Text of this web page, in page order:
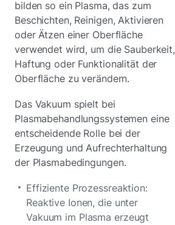
bilden so ein Plasma, das zum
Beschichten, Reinigen, Aktivieren
oder Ätzen einer Oberfläche
verwendet wird, um die Sauberkeit,
Haftung oder Funktionalität der
Oberfläche zu verändern.
Das Vakuum spielt bei
Plasmabehandlungssystemen eine
entscheidende Rolle bei der
Erzeugung und Aufrechterhaltung
der Plasmabedingungen.
Effiziente Prozessreaktion:
Reaktive Ionen, die unter
Vakuum im Plasma erzeugt